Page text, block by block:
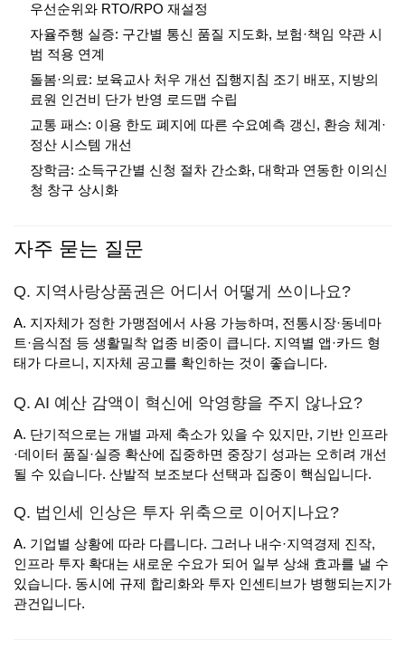
우선순위와 RTO/RPO 재설정
자율주행 실증: 구간별 통신 품질 지도화, 보험·책임 약관 시
범 적용 연계
돌봄·의료: 보육교사 처우 개선 집행지침 조기 배포, 지방의
료원 인건비 단가 반영 로드맵 수립
교통 패스: 이용 한도 폐지에 따른 수요예측 갱신, 환승 체계·
정산 시스템 개선
장학금: 소득구간별 신청 절차 간소화, 대학과 연동한 이의신
청 창구 상시화
자주 묻는 질문
Q. 지역사랑상품권은 어디서 어떻게 쓰이나요?
A. 지자체가 정한 가맹점에서 사용 가능하며, 전통시장·동네마
트·음식점 등 생활밀착 업종 비중이 큽니다. 지역별 앱·카드 형
태가 다르니, 지자체 공고를 확인하는 것이 좋습니다.
Q. AI 예산 감액이 혁신에 악영향을 주지 않나요?
A. 단기적으로는 개별 과제 축소가 있을 수 있지만, 기반 인프라
·데이터 품질·실증 확산에 집중하면 중장기 성과는 오히려 개선
될 수 있습니다. 산발적 보조보다 선택과 집중이 핵심입니다.
Q. 법인세 인상은 투자 위축으로 이어지나요?
A. 기업별 상황에 따라 다릅니다. 그러나 내수·지역경제 진작,
인프라 투자 확대는 새로운 수요가 되어 일부 상쇄 효과를 낼 수
있습니다. 동시에 규제 합리화와 투자 인센티브가 병행되는지가
관건입니다.